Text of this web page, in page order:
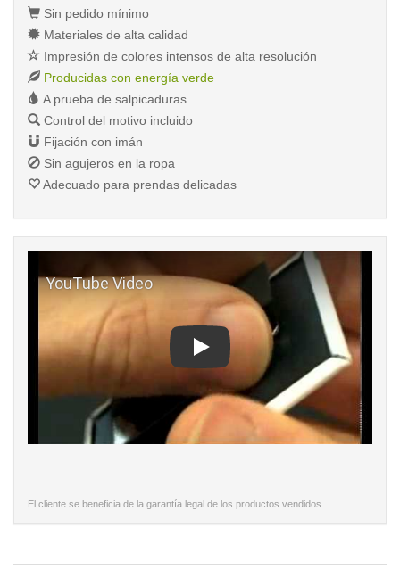
Sin pedido mínimo
Materiales de alta calidad
Impresión de colores intensos de alta resolución
Producidas con energía verde
A prueba de salpicaduras
Control del motivo incluido
Fijación con imán
Sin agujeros en la ropa
Adecuado para prendas delicadas
El cliente se beneficia de la garantía legal de los productos vendidos.